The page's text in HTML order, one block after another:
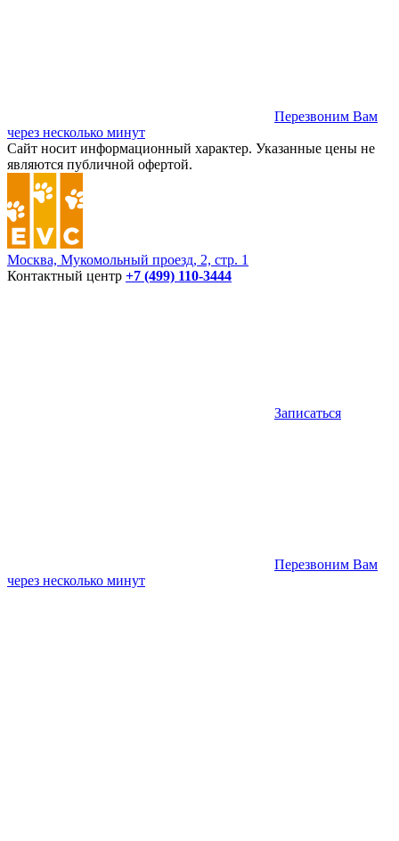
Перезвоним Вам
через несколько минут
Сайт носит информационный характер. Указанные цены не
являются публичной офертой.
Москва, Мукомольный проезд, 2, стр. 1
Контактный центр +7 (499) 110-3444
Записаться
Перезвоним Вам
через несколько минут